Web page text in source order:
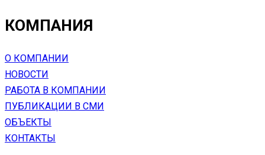
КОМПАНИЯ
О КОМПАНИИ
НОВОСТИ
РАБОТА В КОМПАНИИ
ПУБЛИКАЦИИ В СМИ
ОБЪЕКТЫ
КОНТАКТЫ